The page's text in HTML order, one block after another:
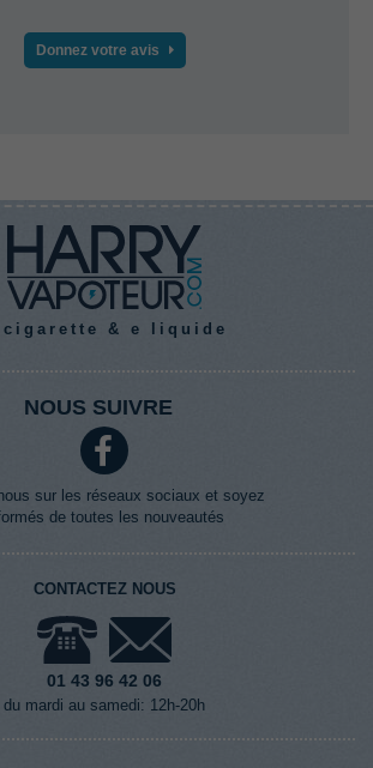
Donnez votre avis
cigarette & e liquide
NOUS SUIVRE
sur les réseaux sociaux et soyez
de toutes les nouveautés
CONTACTEZ NOUS
01 43 96 42 06
du mardi au samedi: 12h-20h